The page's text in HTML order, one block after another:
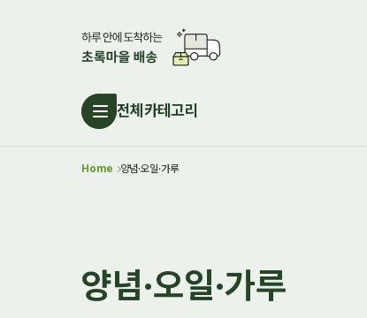
전체카테고리
Home 양념·오일·가루
양념·오일·가루